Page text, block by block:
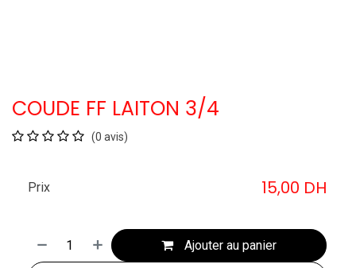
COUDE FF LAITON 3/4
(0 avis)
Ajouter au panier
Prix 15,00 DH